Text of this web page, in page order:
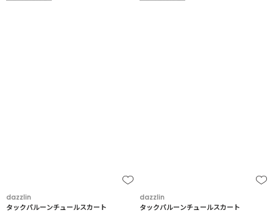
dazzlin
タックバルーンチュールスカート
dazzlin
タックバルーンチュールスカート